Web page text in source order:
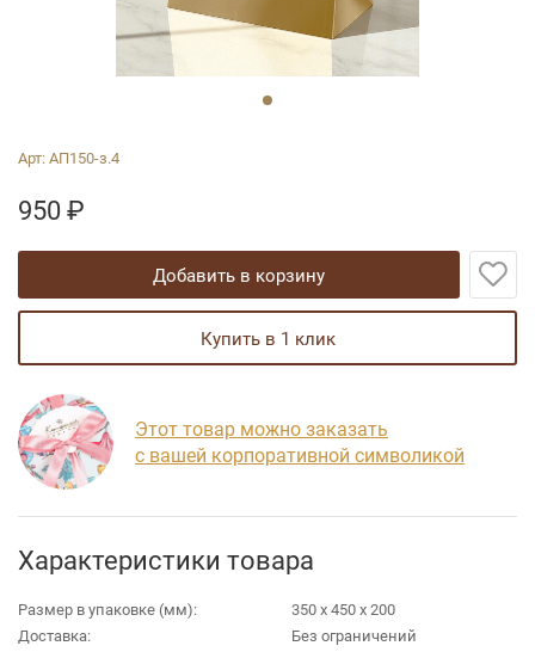
Арт:АП150-з.4
950 ₽
добавить в корзину
купить в 1 клик
Этот товар можно заказать
с вашей корпоративной символикой
Характеристики товара
Размер в упаковке (мм):
350 х 450 х 200
Доставка:
Без ограничений